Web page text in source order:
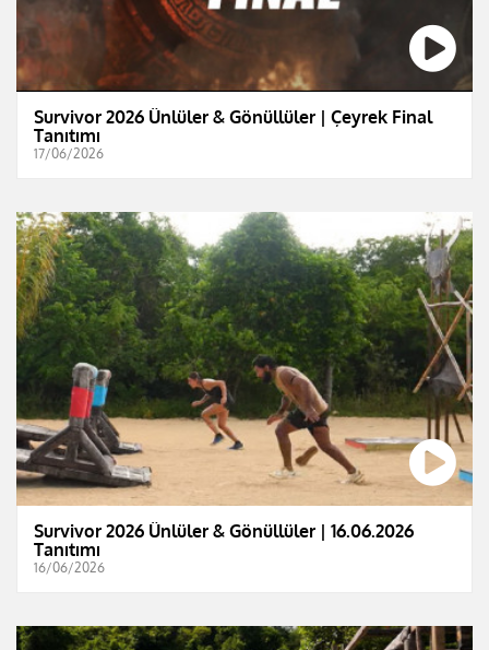
Survivor 2026 Ünlüler & Gönüllüler | Çeyrek Final
Tanıtımı
17/06/2026
Survivor 2026 Ünlüler & Gönüllüler | 16.06.2026
Tanıtımı
16/06/2026